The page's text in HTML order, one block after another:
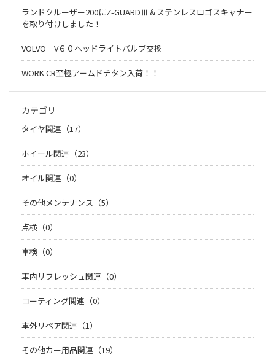
ランドクルーザー200にZ-GUARDⅢ＆ステンレスロゴスキャナー
を取り付けしました！
VOLVO V６０ヘッドライトバルブ交換
WORK CR至極アームドチタン入荷！！
カテゴリ
タイヤ関連（17）
ホイール関連（23）
オイル関連（0）
その他メンテナンス（5）
点検（0）
車検（0）
車内リフレッシュ関連（0）
コーティング関連（0）
車外リペア関連（1）
その他カー用品関連（19）